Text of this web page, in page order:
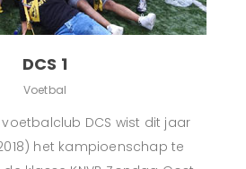
DCS 1
Voetbal
DCS wist dit jaar
het kampioenschap te